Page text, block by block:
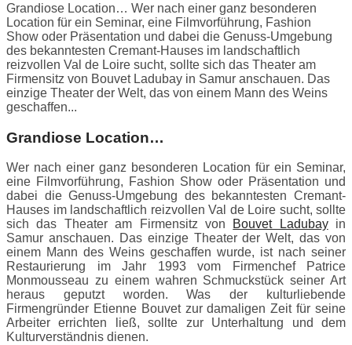
Grandiose Location… Wer nach einer ganz besonderen
Location für ein Seminar, eine Filmvorführung, Fashion
Show oder Präsentation und dabei die Genuss-Umgebung
des bekanntesten Cremant-Hauses im landschaftlich
reizvollen Val de Loire sucht, sollte sich das Theater am
Firmensitz von Bouvet Ladubay in Samur anschauen. Das
einzige Theater der Welt, das von einem Mann des Weins
geschaffen...
Grandiose Location…
Wer nach einer ganz besonderen Location für ein Seminar,
eine Filmvorführung, Fashion Show oder Präsentation und
dabei die Genuss-Umgebung des bekanntesten Cremant-
Hauses im landschaftlich reizvollen Val de Loire sucht, sollte
sich das Theater am Firmensitz von
Bouvet Ladubayin
Samur anschauen. Das einzige Theater der Welt, das von
einem Mann des Weins geschaffen wurde, ist nach seiner
Restaurierung im Jahr 1993 vom Firmenchef Patrice
Monmousseau zu einem wahren Schmuckstück seiner Art
heraus geputzt worden. Was der kulturliebende
Firmengründer Etienne Bouvet zur damaligen Zeit für seine
Arbeiter errichten ließ, sollte zur Unterhaltung und dem
Kulturverständnis dienen.